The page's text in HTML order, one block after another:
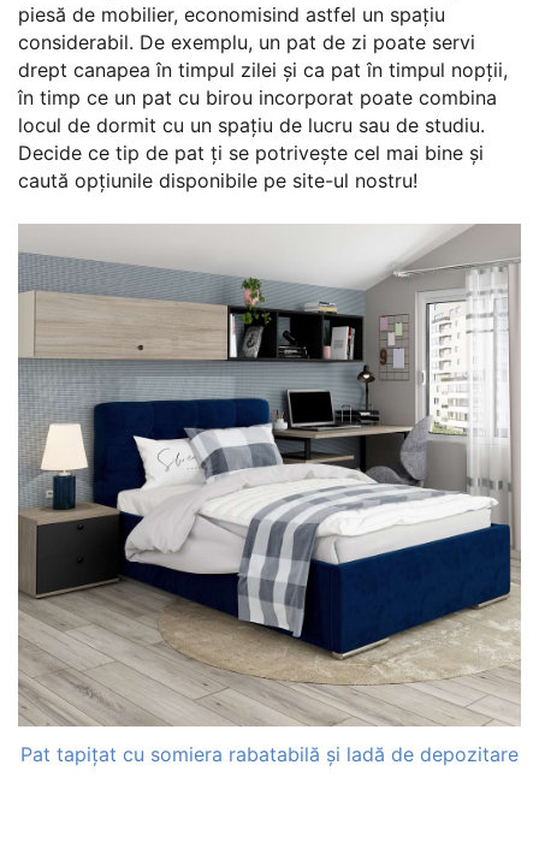
piesă de mobilier, economisind astfel un spațiu
considerabil. De exemplu, un pat de zi poate servi
drept canapea în timpul zilei și ca pat în timpul nopții,
în timp ce un pat cu birou incorporat poate combina
locul de dormit cu un spațiu de lucru sau de studiu.
Decide ce tip de pat ți se potrivește cel mai bine și
caută opțiunile disponibile pe site-ul nostru!
Pat tapițat cu somiera rabatabilă și ladă de depozitare